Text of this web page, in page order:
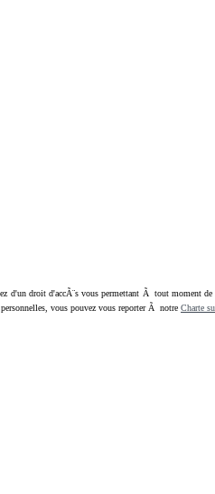
droit d'accÃ¨s vous permettant Ã tout moment
vous pouvez vous reporter Ã notre Charte